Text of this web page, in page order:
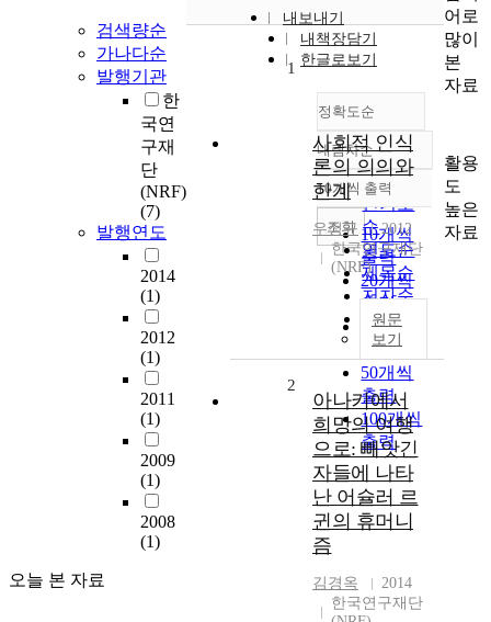
검색량순
가나다순
발행기관
한
국연
구재
단
(NRF)
(7)
발행연도
2014
(1)
2012
(1)
2011
(1)
2009
(1)
2008
(1)
오늘 본 자료
내보내기
내책장담기
한글로보기
정확도순
정확도
순
인기도
순
연도순
제목순
저자순
발행기
관순
내림차순
내림차순
10개씩 출력
10개씩
출력
20개씩
출력
30개씩
출력
50개씩
출력
100개씩
출력
조회
1
사회적 인식
론의 의의와
한계
우정규
2012
한국연구재단
(NRF)
원문
보기
2
아나키에서
희망의 여행
으로: 빼앗긴
자들에 나타
난 어슐러 르
귄의 휴머니
즘
김경옥
2014
한국연구재단
어로
많이
본
자료
활용
도
높은
자료